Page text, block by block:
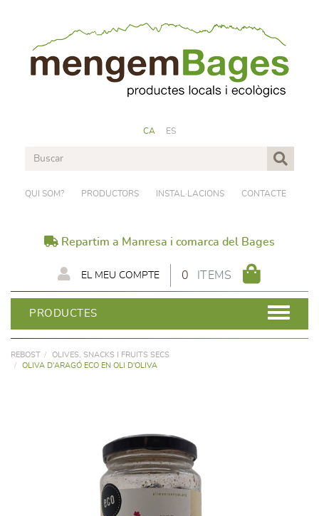
CA ES
QUI SOM? PRODUCTORS INSTAL·LACIONS CONTACTE
Repartim a Manresa i comarca del Bages
0 ITEMS
EL MEU COMPTE
PRODUCTES
REBOST
OLIVES, SNACKS I FRUITS SECS
OLIVA D'ARAGÓ ECO EN OLI D'OLIVA